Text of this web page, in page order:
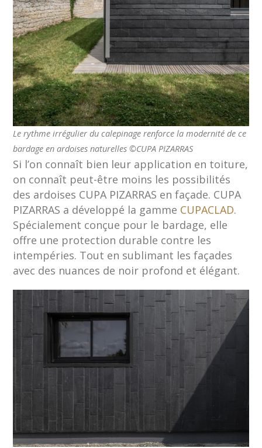
Le rythme irrégulier du calepinage renforce la modernité de ce
bardage en ardoises naturelles ©CUPA PIZARRAS
Si l’on connaît bien leur application en toiture,
on connaît peut-être moins les possibilités
des ardoises CUPA PIZARRAS en façade. CUPA
PIZARRAS a développé la gamme CUPACLAD.
Spécialement conçue pour le bardage, elle
offre une protection durable contre les
intempéries. Tout en sublimant les façades
avec des nuances de noir profond et élégant.